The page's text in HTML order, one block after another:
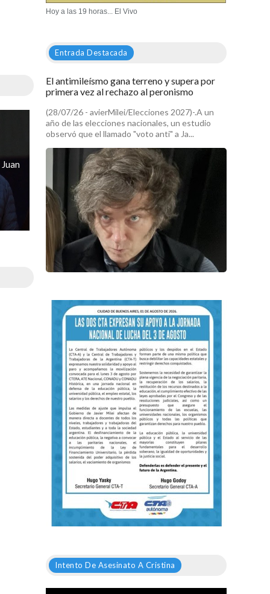
Hoy a las 19 horas... El Vivo
Entrada Destacada
El antimileísmo gana terreno y supera por
primera vez al rechazo al peronismo
(28/07/26 - avierMilei/Elecciones 2027)-.A un
año de las elecciones nacionales, un estudio
observó que el llamado "voto anti" a Ja...
Intento De Asesinato A Cristina